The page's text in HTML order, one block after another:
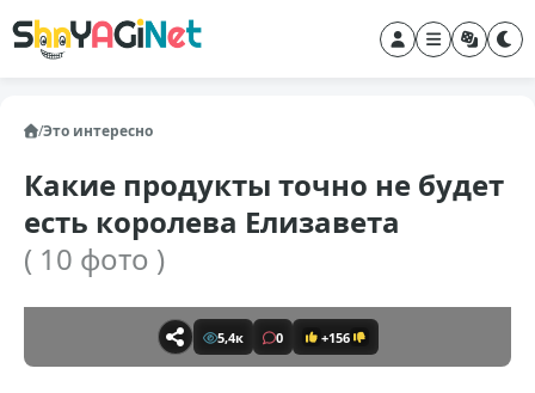
/Это интересно
Какие продукты точно не будет
есть королева Елизавета
( 10 фото )
5,4к 0 +156